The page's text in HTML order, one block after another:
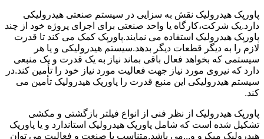
پاورپک هیدرولیک نقش به سزایی در سیستم صنعتی هیدرولیکی
دارد.یک شرکت،کارگاه یا واحد صنعتی برای اجرای پروژه خود از چند
پاورپک هیدرولیک استفاده می نمایند.پاورپک کمک می کند تا قدرت
لازم را به دیگر قطعات دیگر بدهد.سیستم هیدرولیکی و یا هر
سیستمی که بخواهد فعال باقی بماند نیاز به یک قدرت و یک منبعی
دارد که نیروی مورد نیاز جهت فعالیت مورد نیاز خود را تأمین کند.در
سیستم هیدرولیکی این منبع قدرت را پاورپک هیدرولیک تأمین می
کند.
پاورپک هیدرولیک از نظر فنی از انواع فیلتر بازگشتی و مکشی
تشکیل شده است که شامل پاورپک هیدرولیک استاندارد و یا پاورپک
هیدرولیک میکرو و...می باشد.متناسب با صنعت و فعالیت می توان